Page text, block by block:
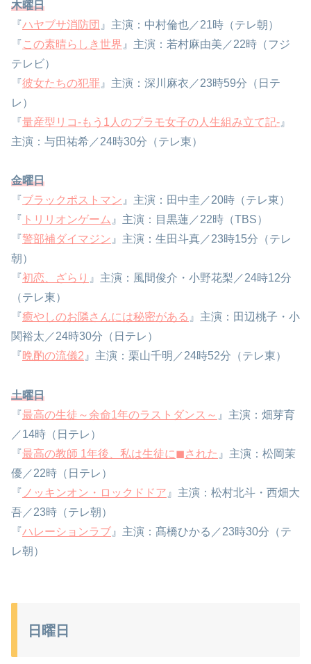
木曜日
『ハヤブサ消防団 』主演：中村倫也／21時（テレ朝）
『この素晴らしき世界 』主演：若村麻由美／22時（フジ
テレビ）
『彼女たちの犯罪 』主演：深川麻衣／23時59分（日テ
レ）
『量産型リコ-もう1人のプラモ女子の人生組み立て記- 』
主演：与田祐希／24時30分（テレ東）
金曜日
『 ブラックポストマン』主演：田中圭／20時（テレ東）
『
トリリオンゲーム』主演：目黒蓮／22時（TBS）
『 警部補ダイマジン』主演：生田斗真／23時15分（テレ
朝）
『 初恋、ざらり 』主演：風間俊介・小野花梨／24時12分
（テレ東）
『 癒やしのお隣さんには秘密がある 』主演：田辺桃子・小
関裕太／24時30分（日テレ）
『 晩酌の流儀2』主演：栗山千明／24時52分（テレ東）
土曜日
『最高の生徒～余命1年のラストダンス～ 』主演：畑芽育
／14時（日テレ）
『最高の教師 1年後、私は生徒に◼︎された 』主演：松岡茉
優／22時（日テレ）
『 ノッキンオン・ロックドドア 』主演：松村北斗・西畑大
吾／23時（テレ朝）
『ハレーションラブ 』主演：髙橋ひかる／23時30分（テ
レ朝）
日曜日